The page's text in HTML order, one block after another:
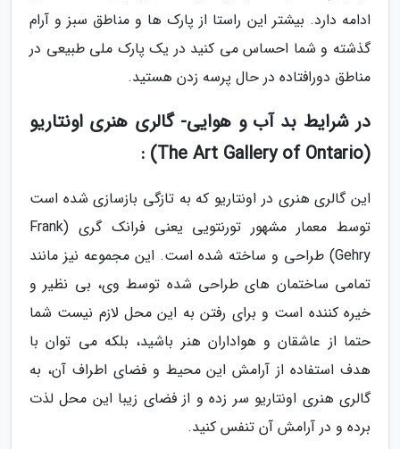
ادامه دارد. بیشتر این راستا از پارک ها و مناطق سبز و آرام
گذشته و شما احساس می کنید در یک پارک ملی طبیعی در
مناطق دورافتاده در حال پرسه زدن هستید.
در شرایط بد آب و هوایی- گالری هنری اونتاریو
(The Art Gallery of Ontario) :
این گالری هنری در اونتاریو که به تازگی بازسازی شده است
توسط معمار مشهور تورنتویی یعنی فرانک گری (Frank
Gehry) طراحی و ساخته شده است. این مجموعه نیز مانند
تمامی ساختمان های طراحی شده توسط وی، بی نظیر و
خیره کننده است و برای رفتن به این محل لازم نیست شما
حتما از عاشقان و هواداران هنر باشید، بلکه می توان با
هدف استفاده از آرامش این محیط و فضای اطراف آن، به
گالری هنری اونتاریو سر زده و از فضای زیبا این محل لذت
برده و در آرامش آن تنفس کنید.